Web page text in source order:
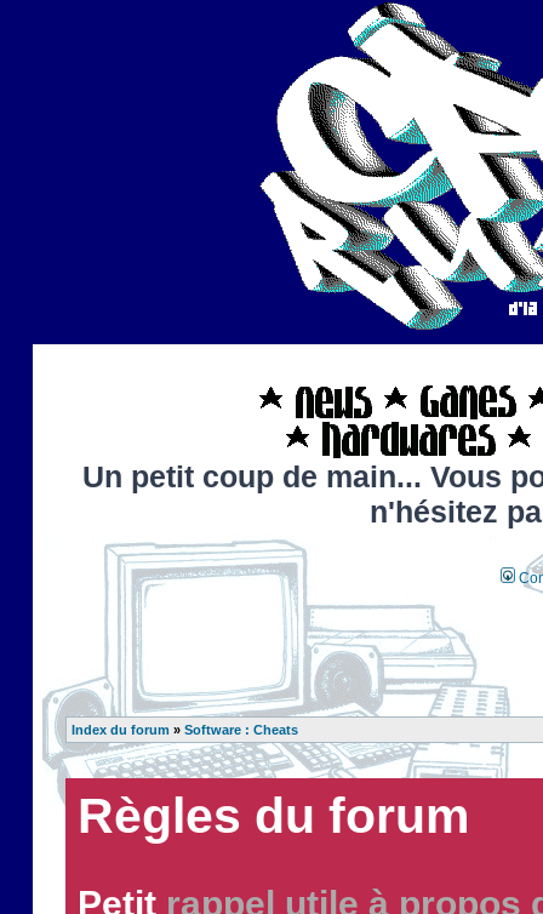
Un petit coup de main... Vous
n'hésitez
Index du forum » Software : Cheats
Règles du forum
Petit rappel utile à propos